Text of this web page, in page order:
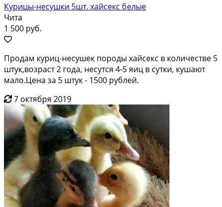
Курицы-несушки 5шт. хайсекс белые
Чита
1 500 руб.
Продам куриц-несушек породы хайсекс в количестве 5
штук,возраст 2 года, несутся 4-5 яиц в сутки, кушают
мало.Цена за 5 штук - 1500 рублей.
7 октября 2019